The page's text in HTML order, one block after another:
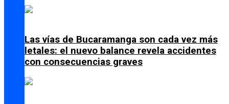
Las vías de Bucaramanga son cada vez más
letales: el nuevo balance revela accidentes
con consecuencias graves